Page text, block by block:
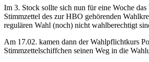
Im 3. Stock sollte sich nun für eine Woche
Stimmzettel des zur HBO gehörenden
regulären Wahl (noch) nicht wahlberechtigt
Am 17.02. kamen dann der Wahlpflichtkurs
Stimmzettelschiffchen seinen Weg in die